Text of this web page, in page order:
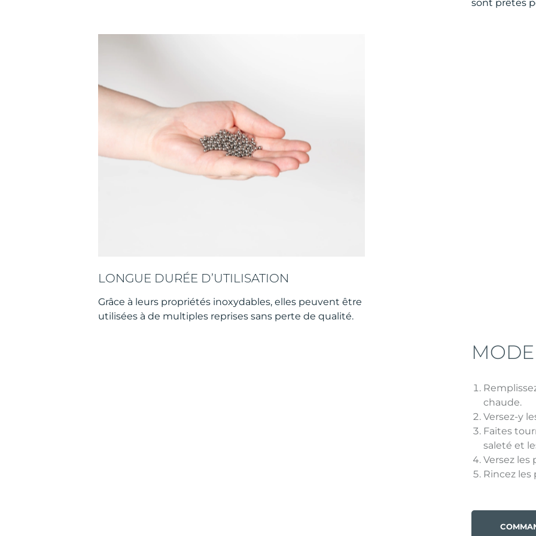
sont prêtes
LONGUE DURÉE D’UTILISATION
Grâce à leurs propriétés inoxydables, elles peuvent être
utilisées à de multiples reprises sans perte de qualité.
chaude.
Versez-y
Faites
saleté et
Versez les
Rincez les